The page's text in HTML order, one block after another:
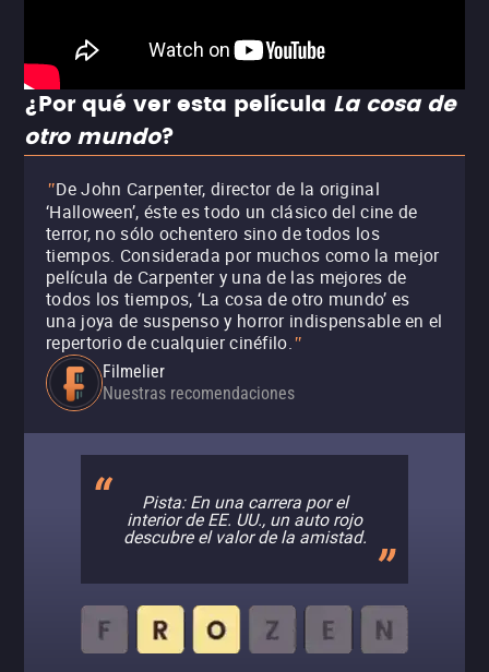
¿Por qué ver esta película La cosa de
otro mundo?
"De John Carpenter, director de la original
‘Halloween’, éste es todo un clásico del cine de
terror, no sólo ochentero sino de todos los
tiempos. Considerada por muchos como la mejor
película de Carpenter y una de las mejores de
todos los tiempos, ‘La cosa de otro mundo’ es
una joya de suspenso y horror indispensable en el
repertorio de cualquier cinéfilo."
Filmelier
Nuestras recomendaciones
Pista: En una carrera por el
interior de EE. UU., un auto rojo
descubre el valor de la amistad.